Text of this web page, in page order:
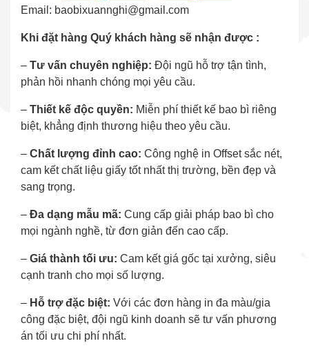
Email: baobixuannghi@gmail.com
Khi đặt hàng Quý khách hàng sẽ nhận được :
– Tư vấn chuyên nghiệp: Đội ngũ hỗ trợ tận tình,
phản hồi nhanh chóng mọi yêu cầu.
– Thiết kế độc quyền: Miễn phí thiết kế bao bì riêng
biệt, khẳng định thương hiệu theo yêu cầu.
– Chất lượng đỉnh cao: Công nghệ in Offset sắc nét,
cam kết chất liệu giấy tốt nhất thị trường, bền đẹp và
sang trọng.
– Đa dạng mẫu mã: Cung cấp giải pháp bao bì cho
mọi ngành nghề, từ đơn giản đến cao cấp.
– Giá thành tối ưu: Cam kết giá gốc tại xưởng, siêu
cạnh tranh cho mọi số lượng.
– Hỗ trợ đặc biệt: Với các đơn hàng in đa màu/gia
công đặc biệt, đội ngũ kinh doanh sẽ tư vấn phương
án tối ưu chi phí nhất.